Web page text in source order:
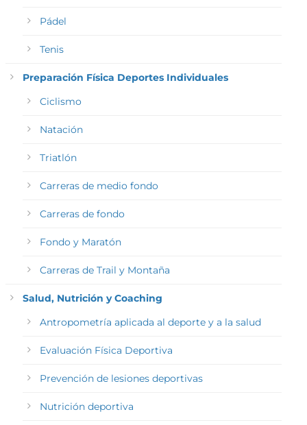
Pádel
Tenis
Preparación Física Deportes Individuales
Ciclismo
Natación
Triatlón
Carreras de medio fondo
Carreras de fondo
Fondo y Maratón
Carreras de Trail y Montaña
Salud, Nutrición y Coaching
Antropometría aplicada al deporte y a la salud
Evaluación Física Deportiva
Prevención de lesiones deportivas
Nutrición deportiva